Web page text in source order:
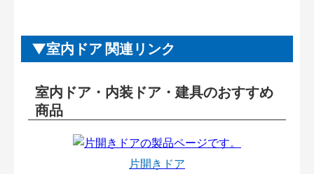
室内ドア 関連リンク
室内ドア・内装ドア・建具のおすすめ
商品
片開きドア